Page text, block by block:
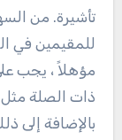
تأشيرة. من
للمقيمين في
مؤهلاً ، يجب
ذات الصلة مثل
بالإضافة إلى